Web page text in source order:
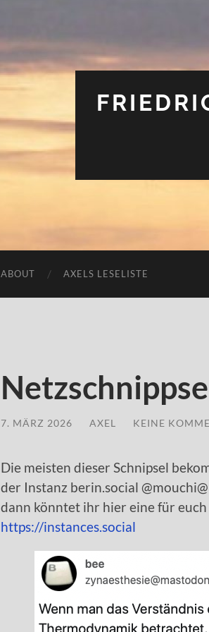
ABOUT AXELS LESELISTE
7. MÄRZ 2026 AXEL KEINE
Die meisten dieser Schnipsel
der Instanz berin.social
dann könntet ihr hier eine für
https://instances.social